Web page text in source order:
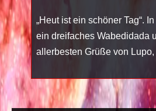
„Heut ist ein schöner Tag“.
ein dreifaches Wabedidada
allerbesten Grüße von